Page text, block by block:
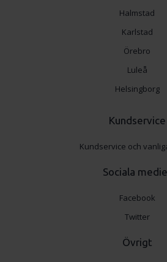
Halmstad
Karlstad
Örebro
Luleå
Helsingborg
Kundservice
Kundservice och
Sociala
Facebook
Twitter
Övrigt